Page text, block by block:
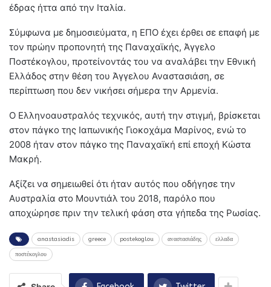
έδρας ήττα από την Ιταλία.
Σύμφωνα με δημοσιεύματα, η ΕΠΟ έχει έρθει σε επαφή με
τον πρώην προπονητή της Παναχαϊκής, Άγγελο
Ποστέκογλου, προτείνοντάς του να αναλάβει την Εθνική
Ελλάδος στην θέση του Άγγελου Αναστασιάση, σε
περίπτωση που δεν νικήσει σήμερα την Αρμενία.
Ο Ελληνοαυστραλός τεχνικός, αυτή την στιγμή, βρίσκεται
στον πάγκο της Ιαπωνικής Γιοκοχάμα Μαρίνος, ενώ το
2008 ήταν στον πάγκο της Παναχαϊκή επί εποχή Κώστα
Μακρή.
Αξίζει να σημειωθεί ότι ήταν αυτός που οδήγησε την
Αυστραλία στο Μουντιάλ του 2018, παρόλο που
αποχώρησε πριν την τελική φάση στα γήπεδα της Ρωσίας.
anastasiadis greece postekoglou αναστασιάδης ελλαδα
ποστέκογλου